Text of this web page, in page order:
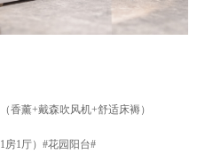
香薰+戴森吹风机+舒适床褥）
房1厅）#花园阳台#